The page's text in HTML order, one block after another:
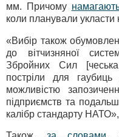
мм. Причому
коли планували укласти
«Вибір також
до вітчизняної
Збройних Сил
постріли для
можливістю
підприємств та
калібр стандарту